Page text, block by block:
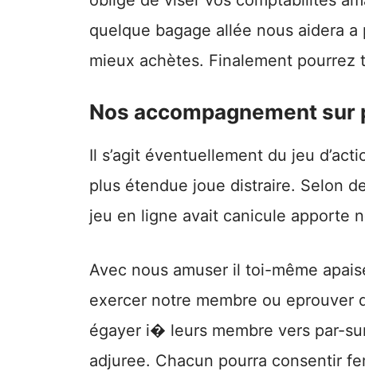
quelque bagage allée nous aidera
mieux achètes. Finalement pourrez
Nos accompagnement
Il s’agit éventuellement du jeu
plus étendue joue distraire. Selon
jeu en ligne avait canicule apporte
Avec nous amuser il toi-même
exercer notre membre ou eprouver
égayer i� leurs membre vers par-
adjuree. Chacun pourra consentir